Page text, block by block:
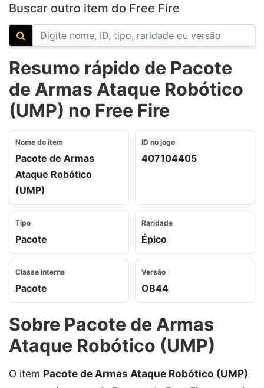
Buscar outro item do Free Fire
Resumo rápido de Pacote
de Armas Ataque Robótico
(UMP) no Free Fire
Nome do item
Pacote de Armas
Ataque Robótico
(UMP)
ID no jogo
407104405
Tipo
Pacote
Raridade
Épico
Classe interna
Pacote
Versão
OB44
Sobre Pacote de Armas
Ataque Robótico (UMP)
O item Pacote de Armas Ataque Robótico (UMP)